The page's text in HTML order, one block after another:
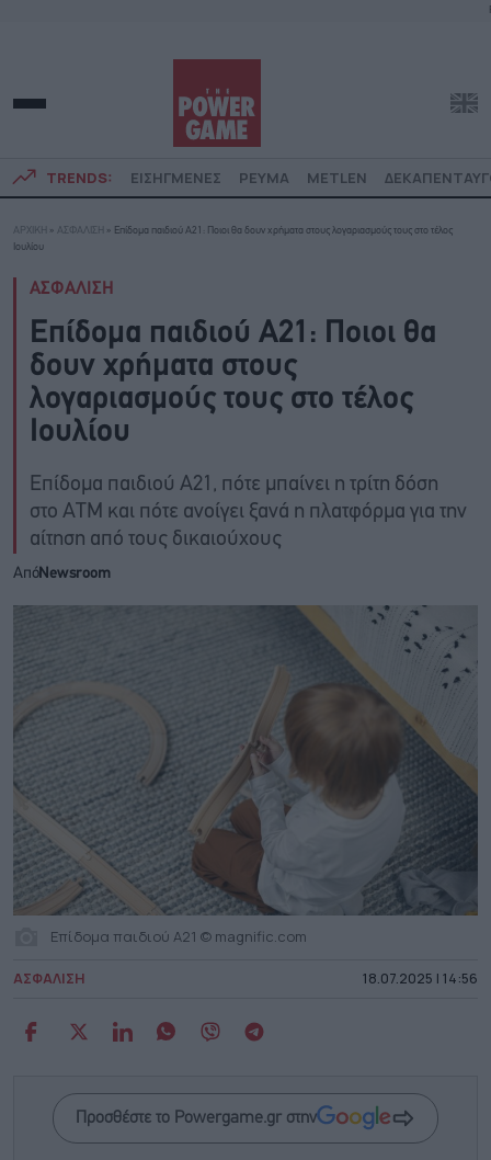
TRENDS: ΕΙΣΗΓΜΕΝΕΣ ΡΕΥΜΑ METLEN
ΑΡΧΙΚΗ » ΑΣΦΑΛΙΣΗ » Επίδομα παιδιού Α21: Ποιοι θα δουν χρήματα στους λογαριασμούς τους στο τέλος
Ιουλίου
ΑΣΦΑΛΙΣΗ
Επίδομα παιδιού Α21: Ποιοι θα
δουν χρήματα στους
λογαριασμούς τους στο τέλος
Ιουλίου
Επίδομα παιδιού Α21, πότε μπαίνει η τρίτη δόση
στο ΑΤΜ και πότε ανοίγει ξανά η πλατφόρμα για την
αίτηση από τους δικαιούχους
ΑπόNewsroom
Επίδομα παιδιού Α21 © magnific.com
ΑΣΦΑΛΙΣΗ 18.07.2025 | 14:56
Προσθέστε το Powergame.gr στην